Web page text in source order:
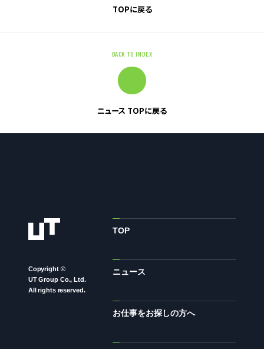
労働者派遣事業の状況について
TOPに戻る
BACK TO INDEX
ニュース TOPに戻る
Copyright ©
UT Group Co., Ltd.
All rights reserved.
TOP
ニュース
お仕事をお探しの方へ